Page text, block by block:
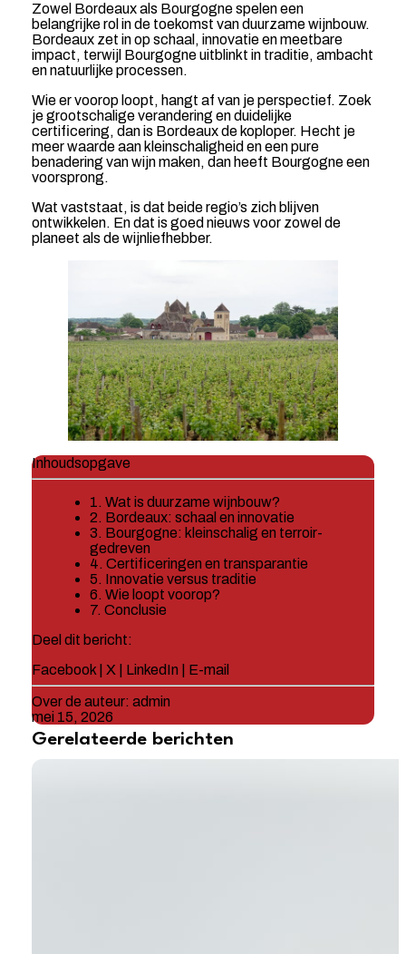
Zowel Bordeaux als Bourgogne spelen een
belangrijke rol in de toekomst van duurzame wijnbouw.
Bordeaux zet in op schaal, innovatie en meetbare
impact, terwijl Bourgogne uitblinkt in traditie, ambacht
en natuurlijke processen.
Wie er voorop loopt, hangt af van je perspectief. Zoek
je grootschalige verandering en duidelijke
certificering, dan is Bordeaux de koploper. Hecht je
meer waarde aan kleinschaligheid en een pure
benadering van wijn maken, dan heeft Bourgogne een
voorsprong.
Wat vaststaat, is dat beide regio’s zich blijven
ontwikkelen. En dat is goed nieuws voor zowel de
planeet als de wijnliefhebber.
Inhoudsopgave
1. Wat is duurzame wijnbouw?
2. Bordeaux: schaal en innovatie
3. Bourgogne: kleinschalig en terroir-
gedreven
4. Certificeringen en transparantie
5. Innovatie versus traditie
6. Wie loopt voorop?
7. Conclusie
Deel dit bericht:
Facebook| X| LinkedIn E-mail
Over de auteur: admin
mei 15, 2026
Gerelateerde berichten